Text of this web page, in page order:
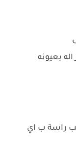
بعيونه
راسة ب اي